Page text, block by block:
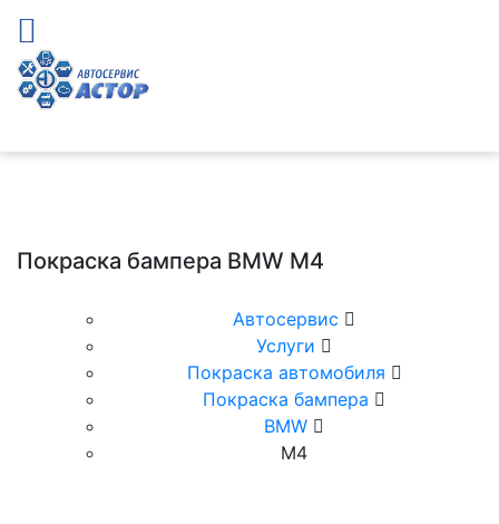
Покраска бампера BMW M4
Автосервис
Услуги
Покраска автомобиля
Покраска бампера
BMW
М4